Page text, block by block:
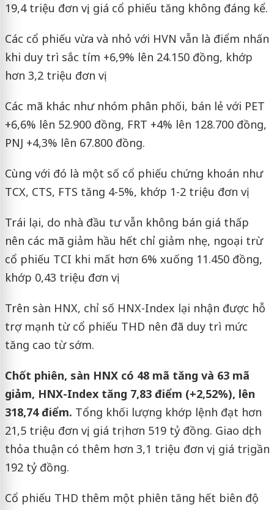
19,4 triệu đơn vị, giá cổ phiếu tăng không đáng kể.
Các cổ phiếu vừa và nhỏ với HVN vẫn là điểm nhấn
khi duy trì sắc tím +6,9% lên 24.150 đồng, khớp
hơn 3,2 triệu đơn vị.
Các mã khác như nhóm phân phối, bán lẻ với PET
+6,6% lên 52.900 đồng, FRT +4% lên 128.700 đồng,
PNJ +4,3% lên 67.800 đồng.
Cùng với đó là một số cổ phiếu chứng khoán như
TCX, CTS, FTS tăng 4-5%, khớp 1-2 triệu đơn vị.
Trái lại, do nhà đầu tư vẫn không bán giá thấp
nên các mã giảm hầu hết chỉ giảm nhẹ, ngoại trừ
cổ phiếu TCI khi mất hơn 6% xuống 11.450 đồng,
khớp 0,43 triệu đơn vị.
Trên sàn HNX, chỉ số HNX-Index lại nhận được hỗ
trợ mạnh từ cổ phiếu THD nên đã duy trì mức
tăng cao từ sớm.
Chốt phiên, sàn HNX có 48 mã tăng và 63 mã
giảm, HNX-Index tăng 7,83 điểm (+2,52%), lên
318,74 điểm. Tổng khối lượng khớp lệnh đạt hơn
21,5 triệu đơn vị, giá trị hơn 519 tỷ đồng. Giao dịch
thỏa thuận có thêm hơn 3,1 triệu đơn vị, giá trị gần
192 tỷ đồng.
Cổ phiếu THD thêm một phiên tăng hết biên độ